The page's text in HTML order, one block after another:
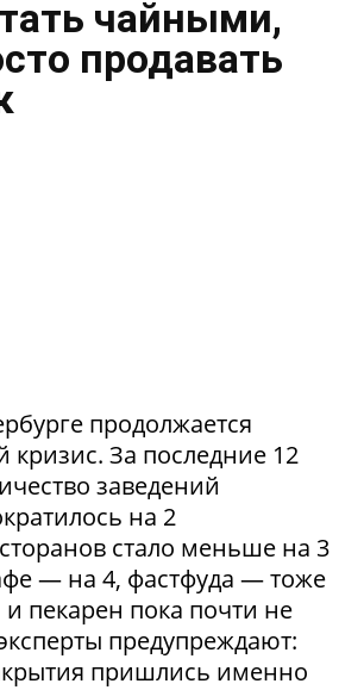
чайными,
продавать
продолжается
кризис. За последние 12
заведений
на 2
стало меньше на 3
— на 4, фастфуда — тоже
пекарен пока почти не
предупреждают:
пришлись именно